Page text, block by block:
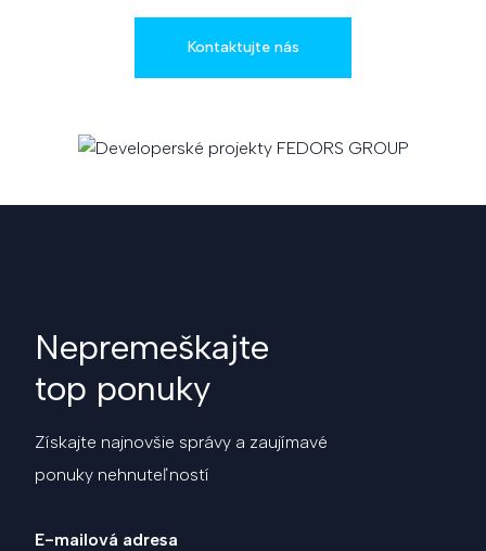
Kontaktujte nás
Nepremeškajte
top ponuky
Získajte najnovšie správy a zaujímavé
ponuky nehnuteľností
E-mailová adresa